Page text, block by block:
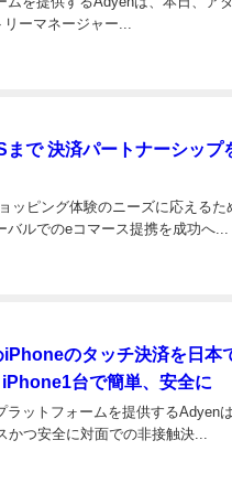
ーマネージャー...
で 決済パートナーシップ
ッピング体験のニーズに応えるた
ルでのeコマース提携を成功へ...
のタッチ決済を日本
台で簡単、安全に
ットフォームを提供するAdyen
つ安全に対面での非接触決...